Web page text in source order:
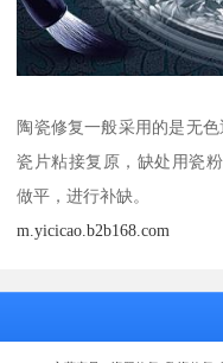
陶瓷修复一般采用的是无
瓷片粘接复原，缺处用瓷
做平，进行补缺。
m.yicicao.b2b168.com